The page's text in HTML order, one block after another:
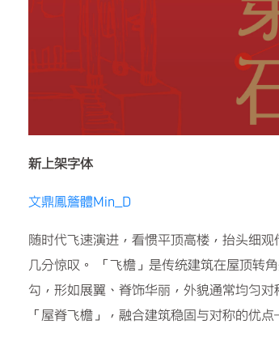
新上架字体
文鼎鳳簷體Min_D
随时代飞速演进，看惯平顶高楼，抬头细
几分惊叹。 「飞檐」是传统建筑在屋顶转
勾，形如展翼、脊饰华丽，外貌通常均匀
「屋脊飞檐」，融合建筑稳固与对称的优